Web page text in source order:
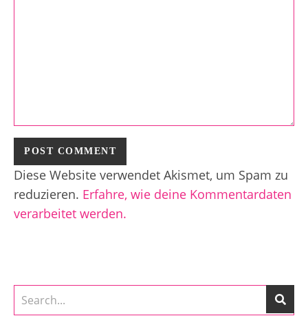
Diese Website verwendet Akismet, um Spam zu
reduzieren. Erfahre, wie deine Kommentardaten
verarbeitet werden.